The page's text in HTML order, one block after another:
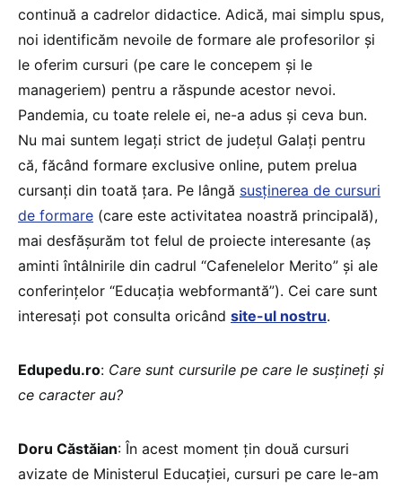
continuă a cadrelor didactice. Adică, mai simplu spus,
noi identificăm nevoile de formare ale profesorilor și
le oferim cursuri (pe care le concepem și le
manageriem) pentru a răspunde acestor nevoi.
Pandemia, cu toate relele ei, ne-a adus și ceva bun.
Nu mai suntem legați strict de județul Galați pentru
că, făcând formare exclusive online, putem prelua
cursanți din toată țara. Pe lângă susținerea de cursuri
de formare (care este activitatea noastră principală),
mai desfășurăm tot felul de proiecte interesante (aș
aminti întâlnirile din cadrul “Cafenelelor Merito” și ale
conferințelor “Educația webformantă”). Cei care sunt
interesați pot consulta oricând site-ul nostru.
Edupedu.ro: Care sunt cursurile pe care le susțineți și
ce caracter au?
Doru Căstăian: În acest moment țin două cursuri
avizate de Ministerul Educației, cursuri pe care le-am